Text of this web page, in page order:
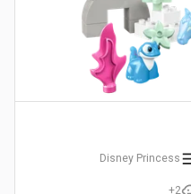
Disney Princess
2+